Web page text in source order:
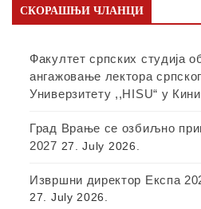
СКОРАШЊИ ЧЛАНЦИ
Факултет српских студија
ангажовање лектора
Универзитету ,,HISU“ у Кини
Град Врање се озбиљно
2027 27. July 2026.
Извршни директор Експа
27. July 2026.